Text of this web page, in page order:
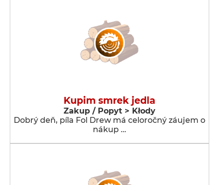
Kupim smrek jedla
Zakup / Popyt > Kłody
Dobrý deň, píla Fol Drew má celoročný záujem o
nákup …